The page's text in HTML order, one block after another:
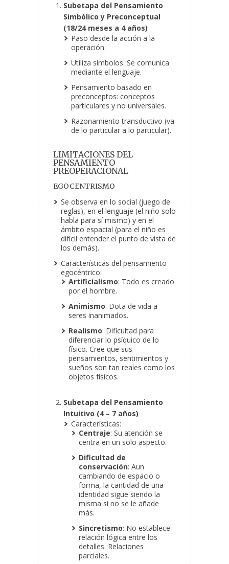
Subetapa del Pensamiento
Simbólico y Preconceptual
(18/24 meses a 4 años)
Paso desde la acción a la
operación.
Utiliza símbolos. Se comunica
mediante el lenguaje.
Pensamiento basado en
preconceptos: conceptos
particulares y no universales.
Razonamiento transductivo (va
de lo particular a lo particular).
LIMITACIONES DEL
PENSAMIENTO
PREOPERACIONAL
EGOCENTRISMO
Se observa en lo social (juego de
reglas), en el lenguaje (el niño solo
habla para sí mismo) y en el
ámbito espacial (para el niño es
difícil entender el punto de vista de
los demás).
Características del pensamiento
egocéntrico:
Artificialismo: Todo es creado
por el hombre.
Animismo: Dota de vida a
seres inanimados.
Realismo: Dificultad para
diferenciar lo psíquico de lo
físico. Cree que sus
pensamientos, sentimientos y
sueños son tan reales como los
objetos físicos.
Subetapa del Pensamiento
Intuitivo (4 – 7 años)
Características:
Centraje: Su atención se
centra en un solo aspecto.
Dificultad de
conservación: Aun
cambiando de espacio o
forma, la cantidad de una
identidad sigue siendo la
misma si no se le añade
más.
Sincretismo: No establece
relación lógica entre los
detalles. Relaciones
parciales.